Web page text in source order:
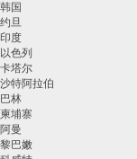
韩国
约旦
印度
以色列
卡塔尔
沙特阿拉伯
巴林
柬埔寨
阿曼
黎巴嫩